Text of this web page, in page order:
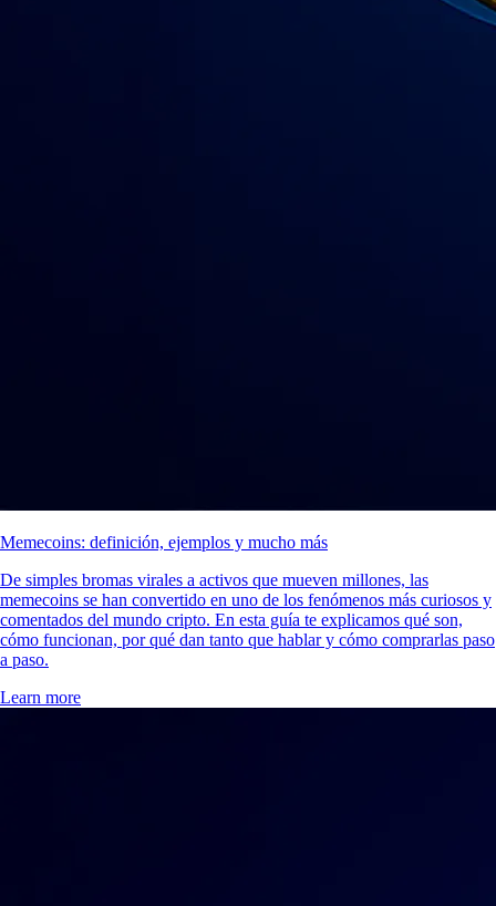
Memecoins: definición, ejemplos y mucho más
De simples bromas virales a activos que mueven millones, las
memecoins se han convertido en uno de los fenómenos más curiosos y
comentados del mundo cripto. En esta guía te explicamos qué son,
cómo funcionan, por qué dan tanto que hablar y cómo comprarlas paso
a paso.
Learn more